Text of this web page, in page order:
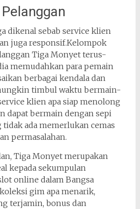
dikenal sebab service klien
juga responsif.Kelompok
Tiga Monyet terus-
memudahkan para pemain
berbagai kendala dan
timbul waktu bermain-
klien apa siap menolong
dapat bermain dengan sepi
tidak ada memerlukan cemas
permasalahan.
Tiga Monyet merupakan
kepada sekumpulan
online dalam Bangsa
gim apa menarik,
terjamin, bonus dan